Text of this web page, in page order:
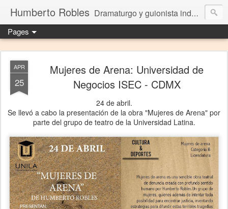
Humberto Robles Dramaturgo y guionista independiente
Pages
APR
25
Mujeres de Arena: Universidad de
Negocios ISEC - CDMX
24 de abril.
Se llevó a cabo la presentación de la obra "Mujeres de Arena" por
parte del grupo de teatro de la Universidad Latina.